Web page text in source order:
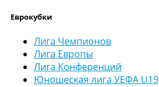
Еврокубки
Лига Чемпионов
Лига Европы
Лига Конференций
Юношеская лига УЕФА U19